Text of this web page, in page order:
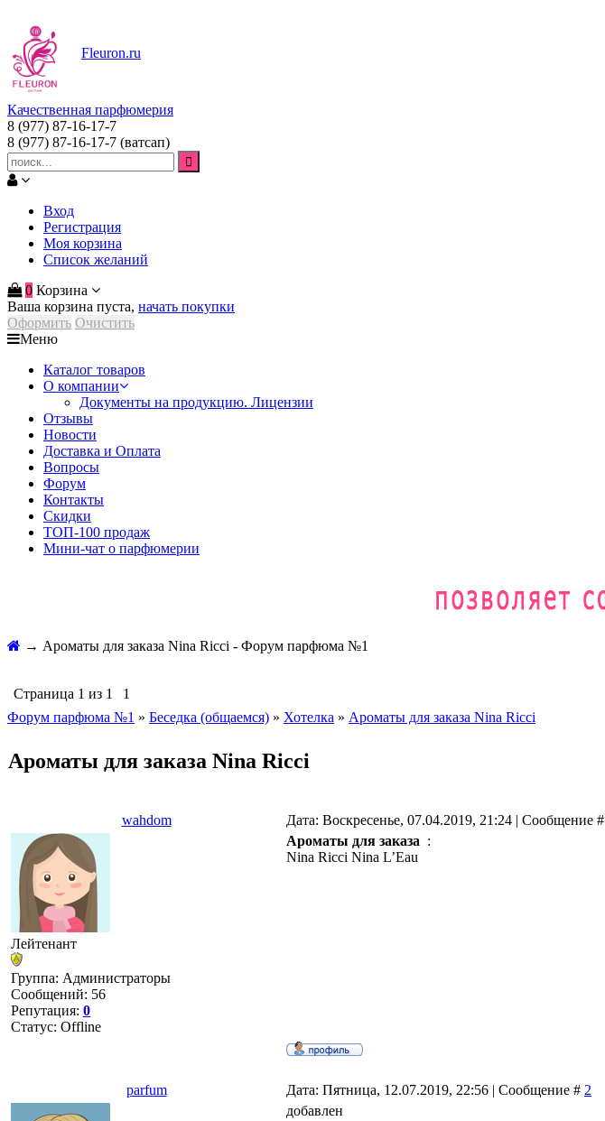
Fleuron.ru
Качественная парфюмерия
8 (977) 87-16-17-7
8 (977) 87-16-17-7 (ватсап)
Вход
Регистрация
Моя корзина
Список желаний
0 Корзина
Ваша корзина пуста, начать покупки
Оформить Очистить
Меню
Каталог товаров
О компании
Документы на продукцию. Лицензии
Отзывы
Новости
Доставка и Оплата
Вопросы
Форум
Контакты
Скидки
ТОП-100 продаж
Мини-чат о парфюмерии
→ Ароматы для заказа Nina Ricci - Форум парфюма №1
Страница 1 из 1
1
Форум парфюма №1 » Беседка (общаемся) » Хотелка » Ароматы для заказа Nina Ricci
Ароматы для заказа Nina Ricci
wahdom Дата: Воскресенье, 07.04.2019, 21:24 | Сообщение #
Лейтенант
Группа: Администраторы
Сообщений: 56
Репутация: 0
Статус: Offline
Ароматы для заказа :
Nina Ricci Nina L’Eau
parfum Дата: Пятница, 12.07.2019, 22:56 | Сообщение # 2
добавлен